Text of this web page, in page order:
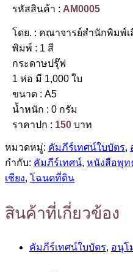
รหัสสินค้า : AM0005
โดย. : คณาจารย์สำนักพิมพ์เ
พิมพ์ : 1 สี
กระดาษปรุ๊ฟ
1 ห่อ มี 1,000 ใบ
ขนาด : A5
น้ำหนัก : 0 กรัม
ราคาปก : 150 บาท
หมวดหมู่: คัมภีร์เทศน์ใบบัตร,
กำกับ: คัมภีร์เทศน์, หนังสือพุท
เชียง, โฉนดที่ดิน
สินค้าที่เกี่ยวข้อง
คัมภีร์เทศน์ใบบัตร, อนุโ